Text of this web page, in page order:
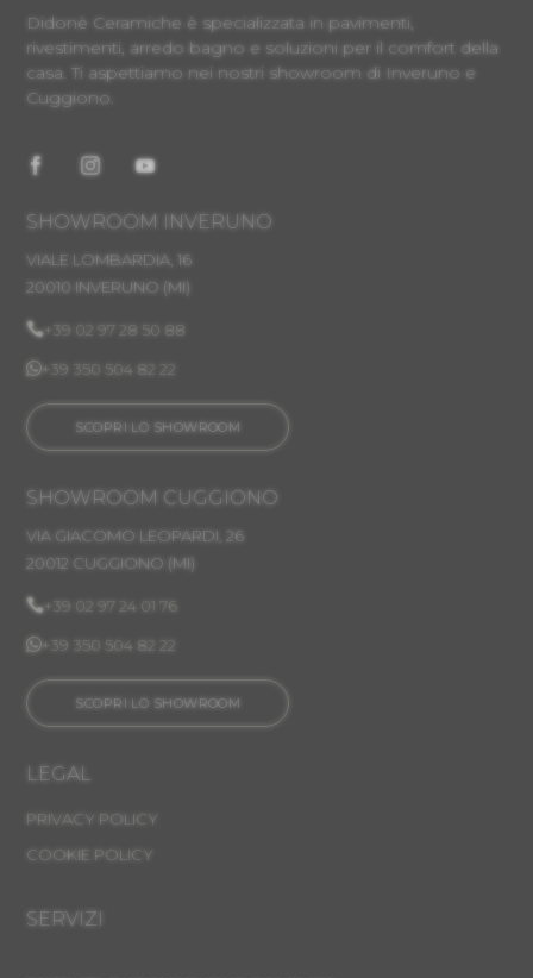
Didonè Ceramiche è specializzata in pavimenti,
rivestimenti, arredo bagno e soluzioni per il comfort della
casa. Ti aspettiamo nei nostri showroom di Inveruno e
Cuggiono.
SHOWROOM INVERUNO
VIALE LOMBARDIA, 16
20010 INVERUNO (MI)
+39 02 97 28 50 88
+39 350 504 82 22
SCOPRI LO SHOWROOM
SHOWROOM CUGGIONO
VIA GIACOMO LEOPARDI, 26
20012 CUGGIONO (MI)
+39 02 97 24 01 76
+39 350 504 82 22
SCOPRI LO SHOWROOM
LEGAL
PRIVACY POLICY
COOKIE POLICY
SERVIZI